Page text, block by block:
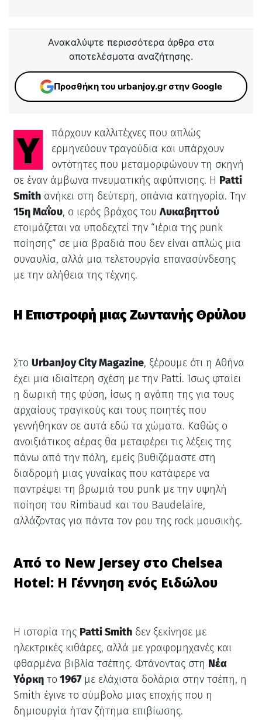
Ανακαλύψτε περισσότερα άρθρα στα
αποτελέσματα αναζήτησης.
Προσθήκη του urbanjoy.gr στην Google
Υπάρχουν καλλιτέχνες που απλώς
ερμηνεύουν τραγούδια και υπάρχουν
οντότητες που μεταμορφώνουν τη σκηνή
σε έναν άμβωνα πνευματικής αφύπνισης. Η Patti
Smithανήκει στη δεύτερη, σπάνια κατηγορία. Την
15η Μαΐου, ο ιερός βράχος τουΛυκαβηττού
ετοιμάζεται να υποδεχτεί την “ιέρια της punk
ποίησης” σε μια βραδιά που δεν είναι απλώς μια
συναυλία, αλλά μια τελετουργία επανασύνδεσης
με την αλήθεια της τέχνης.
Η Επιστροφή μιας Ζωντανής Θρύλου
Στο UrbanJoy City Magazine, ξέρουμε ότι η Αθήνα
έχει μια ιδιαίτερη σχέση με την Patti. Ίσως φταίει
η δωρική της φύση, ίσως η αγάπη της για τους
αρχαίους τραγικούς και τους ποιητές που
γεννήθηκαν σε αυτά εδώ τα χώματα. Καθώς ο
ανοιξιάτικος αέρας θα μεταφέρει τις λέξεις της
πάνω από την πόλη, εμείς βυθιζόμαστε στη
διαδρομή μιας γυναίκας που κατάφερε να
παντρέψει τη βρωμιά του punk με την υψηλή
ποίηση του Rimbaud και του Baudelaire,
αλλάζοντας για πάντα τον ρου της rock μουσικής.
Από το New Jersey στο Chelsea
Hotel: Η Γέννηση ενός Ειδώλου
Η ιστορία της Patti Smithδεν ξεκίνησε με
ηλεκτρικές κιθάρες, αλλά με γραφομηχανές και
φθαρμένα βιβλία τσέπης. Φτάνοντας στη Νέα
Υόρκητο 1967 με ελάχιστα δολάρια στην τσέπη, η
Smith έγινε το σύμβολο μιας εποχής που η
δημιουργία ήταν ζήτημα επιβίωσης.